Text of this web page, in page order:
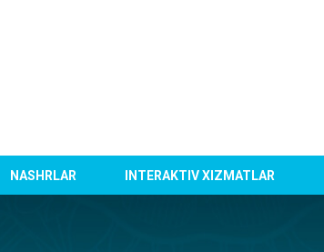
NASHRLAR INTERAKTIV XIZMATLAR